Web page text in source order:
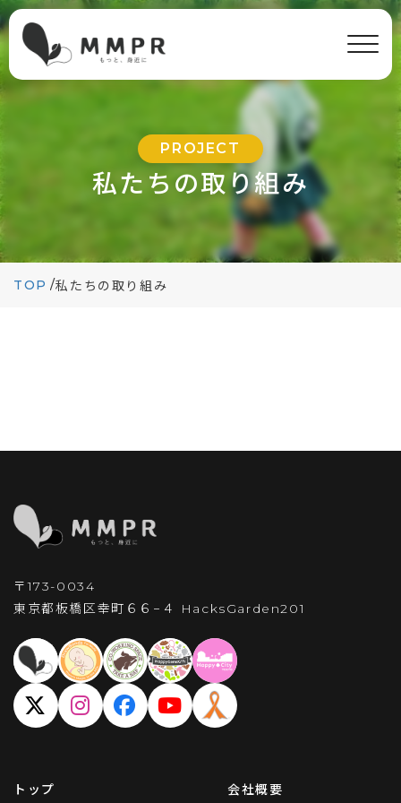
PROJECT
私たちの取り組み
TOP /私たちの取り組み
〒173-0034
東京都板橋区幸町６６−４
HacksGarden201
トップ 会社概要